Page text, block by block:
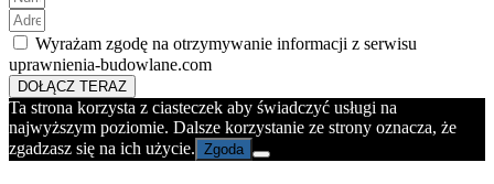
Wyrażam zgodę na otrzymywanie informacji z serwisu
uprawnienia-budowlane.com
DOŁĄCZ TERAZ
Ta strona korzysta z ciasteczek aby świadczyć usługi na
najwyższym poziomie. Dalsze korzystanie ze strony oznacza, że
zgadzasz się na ich użycie. Zgoda